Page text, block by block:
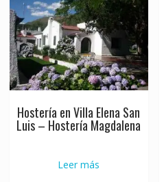
Hostería en Villa Elena San
Luis – Hostería Magdalena
Leer más